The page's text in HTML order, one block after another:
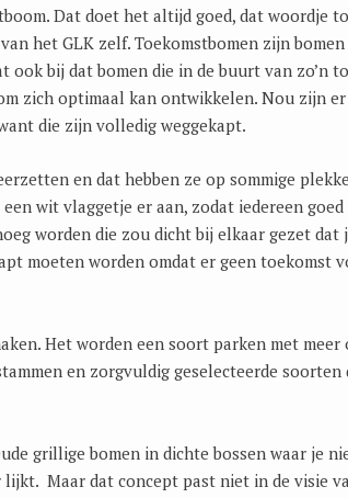
Dat doet het altijd goed, dat woordje
het GLK zelf. Toekomstbomen zijn
ook bij dat bomen die in de buurt van zo’n
zich optimaal kan ontwikkelen. Nou zijn
die zijn volledig weggekapt.
en dat hebben ze op sommige
wit vlaggetje er aan, zodat iedereen
worden die zou dicht bij elkaar gezet
moeten worden omdat er geen toekomst
Het worden een soort parken met meer
en zorgvuldig geselecteerde
grillige bomen in dichte bossen waar je
Maar dat concept past niet in de visie